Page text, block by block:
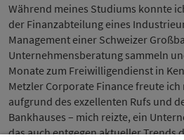
Während meines Studiums konnte
der Finanzabteilung eines
Management einer Schweizer
Unternehmensberatung sammeln
Monate zum Freiwilligendienst in
Metzler Corporate Finance freute
aufgrund des exzellenten Rufs und
Bankhauses – mich reizte, ein
das auch entgegen aktueller Trends